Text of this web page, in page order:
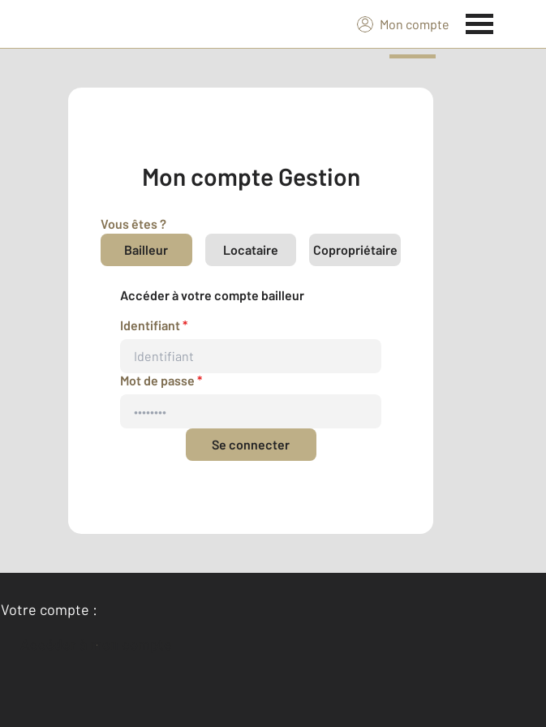
Mon compte
Mon compte Gestion
Vous êtes ?
Bailleur
Locataire Copropriétaire
Accéder à votre compte bailleur
Identifiant*
Mot de passe *
Se connecter
Votre compte :
Accéder à mon compte